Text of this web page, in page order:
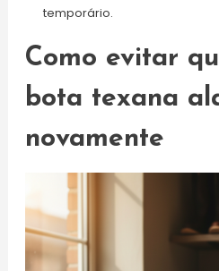
temporário.
Como evitar
bota texana
novamente